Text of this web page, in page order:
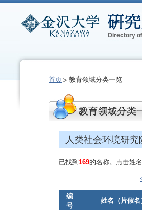
首页 教育领域分类一览
人类社会环境研究
已找到 169的名称。点击姓
编
号
姓名（片假名